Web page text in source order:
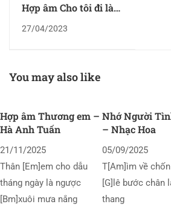
Hợp âm Cho tôi đi làm
27/04/2023
You may also like
Hợp âm Thương em –
Hà Anh Tuấn
21/11/2025
Thân [Em]em cho dẫu
tháng ngày là ngược
[Bm]xuôi mưa nắng
Nhớ Người
– Nhạc Hoa
05/09/2025
T[Am]ìm về
[G]lê bước chân
thang